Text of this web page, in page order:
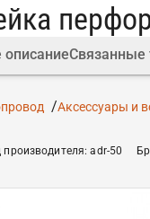
описаниеСвязанные
Аксессуары и
производителя:adr-50